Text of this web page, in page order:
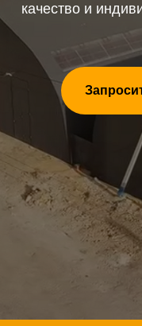
качество и